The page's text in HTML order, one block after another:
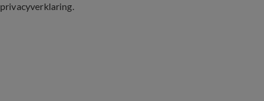
privacyverklaring.